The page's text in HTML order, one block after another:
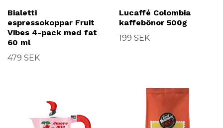
Bialetti
espressokoppar Fruit
Vibes 4-pack med fat
60 ml
479 SEK
Lucaffé Colombia
kaffebönor 500g
199 SEK